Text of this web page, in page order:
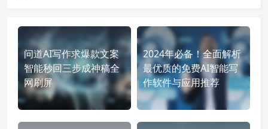
问道AI写作求爆款文案
智能秒回三步成神稿全
网刷屏
2024年必备！全面解析
最优质的免费AI智能写
作软件与应用推荐